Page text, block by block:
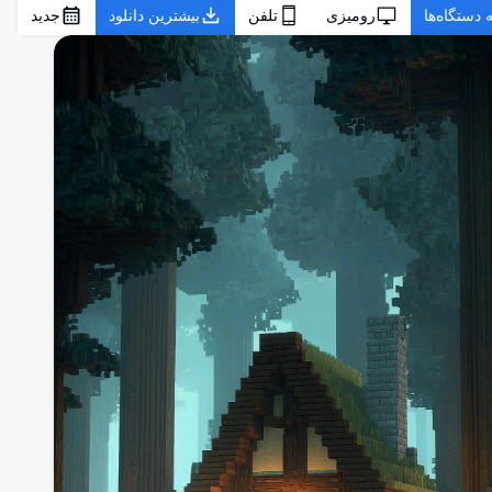
دستگاه‌ها رومیزی تلفن بیشترین دانلود جدید